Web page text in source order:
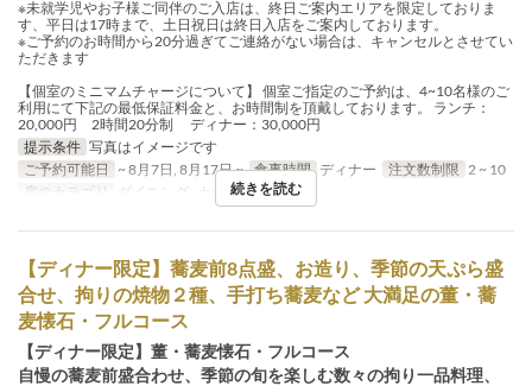
※未就学児やお子様ご同伴のご入店は、終日ご案内エリアを限定しておりま
す、平日は17時まで、土日祝日は終日入店をご案内しております。
※ご予約のお時間から20分過ぎてご連絡がない場合は、キャンセルとさせてい
ただきます
【個室のミニマムチャージについて】 個室ご指定のご予約は、4~10名様のご
利用にて下記の最低保証料金と、お時間制を頂戴しております。 ランチ：
20,000円 2時間20分制 ディナー：30,000円
提示条件 写真はイメージです
ご予約可能日
~ 8月7日, 8月17日 ~ 食事時間 ディナー 注文数制限 2 ~ 10
席のカテゴリ
ダイニング , カウンター, 個室
続きを読む
【ディナー限定】蕎麦前8点盛、お造り、季節の天ぷら盛
合せ、拘りの焼物２種、手打ち蕎麦など 大満足の董・蕎
麦懐石・フルコース
【ディナー限定】董・蕎麦懐石・フルコース
自慢の蕎麦前盛合わせ、季節の旬を楽しむ数々の拘り一品料理、